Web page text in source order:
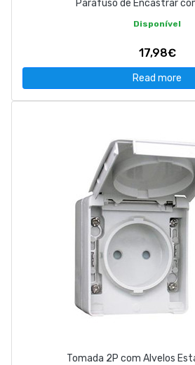
Parafuso de Encastrar
Disponível
17,98€
Read more
Tomada 2P com Alvelos